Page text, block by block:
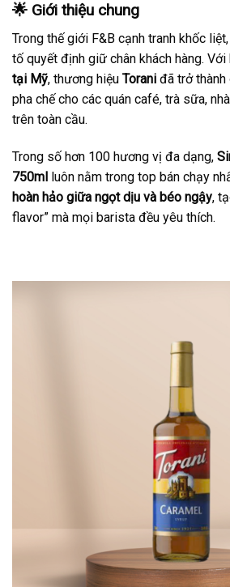
🌟 Giới thiệu chung
Trong thế giới F&B cạnh tranh khốc
tố quyết định giữ chân khách hàng. Với
tại Mỹ, thương hiệu Torani đã trở
pha chế cho các quán café, trà sữa,
trên toàn cầu.
Trong số hơn 100 hương vị đa dạng,
750ml luôn nằm trong top bán chạy
hoàn hảo giữa ngọt dịu và béo ngậy,
flavor” mà mọi barista đều yêu thích.